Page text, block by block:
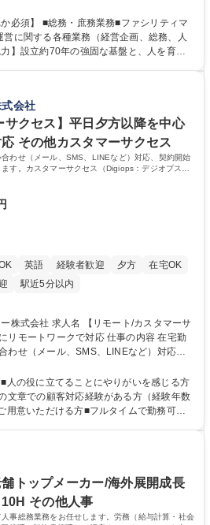
リティマネジメントを行う事務系総合職を
計管理や決算業務、印刷物等の制作管理等
受託した総務庶務業務 ■ファシリティマ
理等） 募集職種 【事務系総
フィス業務/安定基盤/年休120日
必須】 ■総務・庶務業務■ファシリティマ
に関する各種業務（経営企画、総務、人
準化されており、中途入社でも質問しやす
す。さらに、簿記やファシリティマネジャ
負担や報奨金制度が非常に手厚く、成長で
会社
サクセス】平日夕方以降を中心
その他カスタマーサクセス
わせ（メール、SMS、LINEなど）対応、契約開始
す。カスタマーサクセス（Digiops：デジオプス）
英語 経験者歓迎 夕方
在宅OK
駅近5分以内
ート/カスタマーサ
ークで対応 仕事の内容 在宅勤
わせ（メール、SMS、LINEなど）対応、
っていただきます。カスタマーサクセス
業務となります。 ■お問い合わせ
契約手続き含む） ■デジタルコミュニケー
LINE等）を使用 ■お客様のニーズに応じた
/カスタマーサ
リモートワークで対応
人の役に立てることにやりがいを感じる方
文章での顧客対応経験がある方（経験年数
用意いただける方■フルタイムで勤務可能
アクション等新しいことに意欲がある方
を用い英語でコミュニケーションをとる
なくても問題はありませんが、英語が話
ります。※日本語がネイティブレベル必須
高専 短大 専修学校 高校 語学力： 資格：
トップメーカー/海外展開成長
その他人事
事総務業務をお任せします。労務（給与計算・社会